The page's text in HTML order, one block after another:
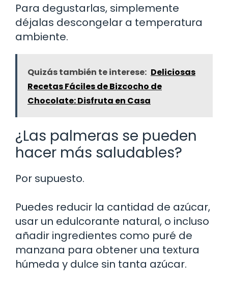
Para degustarlas, simplemente
déjalas descongelar a temperatura
ambiente.
Quizás también te interese: Deliciosas
Recetas Fáciles de Bizcocho de
Chocolate: Disfruta en Casa
¿Las palmeras se pueden
hacer más saludables?
Por supuesto.
Puedes reducir la cantidad de azúcar,
usar un edulcorante natural, o incluso
añadir ingredientes como puré de
manzana para obtener una textura
húmeda y dulce sin tanta azúcar.